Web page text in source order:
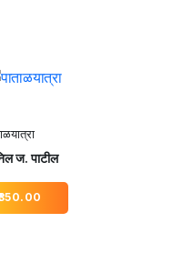
ज. पाटील